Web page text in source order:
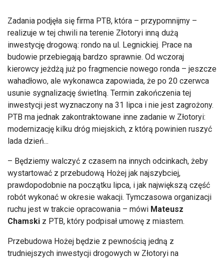
Zadania podjęła się firma PTB, która – przypomnijmy –
realizuje w tej chwili na terenie Złotoryi inną dużą
inwestycję drogową: rondo na ul. Legnickiej. Prace na
budowie przebiegają bardzo sprawnie. Od wczoraj
kierowcy jeżdżą już po fragmencie nowego ronda – jeszcze
wahadłowo, ale wykonawca zapowiada, że po 20 czerwca
usunie sygnalizację świetlną. Termin zakończenia tej
inwestycji jest wyznaczony na 31 lipca i nie jest zagrożony.
PTB ma jednak zakontraktowane inne zadanie w Złotoryi:
modernizację kilku dróg miejskich, z którą powinien ruszyć
lada dzień...
– Będziemy walczyć z czasem na innych odcinkach, żeby
wystartować z przebudową Hożej jak najszybciej,
prawdopodobnie na początku lipca, i jak największą część
robót wykonać w okresie wakacji. Tymczasowa organizacji
ruchu jest w trakcie opracowania – mówi Mateusz
Chamski z PTB, który podpisał umowę z miastem.
Przebudowa Hożej będzie z pewnością jedną z
trudniejszych inwestycji drogowych w Złotoryi na